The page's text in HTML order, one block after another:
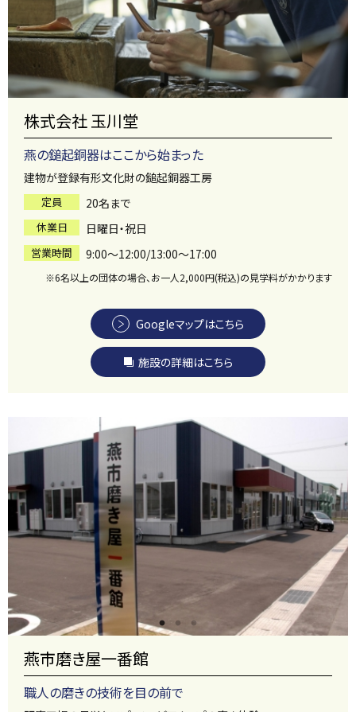
株式会社 玉川堂
燕の鎚起銅器はここから始まった
建物が登録有形文化財の鎚起銅器工房
定員 20名まで
休業日 日曜日・祝日
営業時間 9:00〜12:00/13:00〜17:00
※6名以上の団体の場合、お一人2,000円(税込)の見学料がかかります
Googleマップはこちら
施設の詳細はこちら
燕市磨き屋一番館
職人の磨きの技術を目の前で